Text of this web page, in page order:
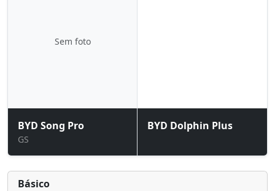
Sem foto
BYD Song Pro
GS
BYD Dolphin Plus
Básico